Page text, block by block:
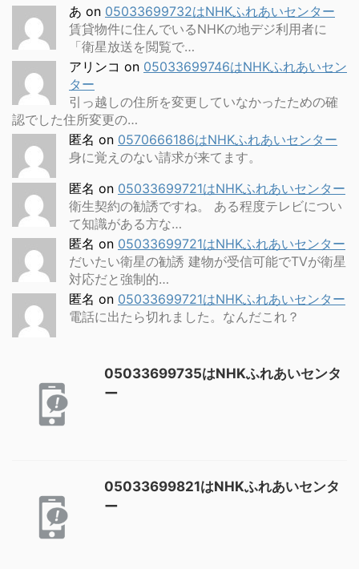
あ on 05033699732はNHKふれあいセンター
賃貸物件に住んでいるNHKの地デジ利用者に
「衛星放送を閲覧で…
アリンコ on 05033699746はNHKふれあいセン
ター
引っ越しの住所を変更していなかったための確
認でした住所変更の…
匿名 on 0570666186はNHKふれあいセンター
身に覚えのない請求が来てます。
匿名 on 05033699721はNHKふれあいセンター
衛生契約の勧誘ですね。 ある程度テレビについ
て知識がある方な…
匿名 on 05033699721はNHKふれあいセンター
だいたい衛星の勧誘 建物が受信可能でTVが衛星
対応だと強制的…
匿名 on 05033699721はNHKふれあいセンター
電話に出たら切れました。なんだこれ？
05033699735はNHKふれあいセンタ
ー
05033699821はNHKふれあいセンタ
ー